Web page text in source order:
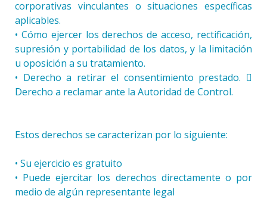
corporativas vinculantes o situaciones específicas
aplicables.
• Cómo ejercer los derechos de acceso, rectificación,
supresión y portabilidad de los datos, y la limitación
u oposición a su tratamiento.
• Derecho a retirar el consentimiento prestado. 
Derecho a reclamar ante la Autoridad de Control.
Estos derechos se caracterizan por lo siguiente:
• Su ejercicio es gratuito
• Puede ejercitar los derechos directamente o por
medio de algún representante legal